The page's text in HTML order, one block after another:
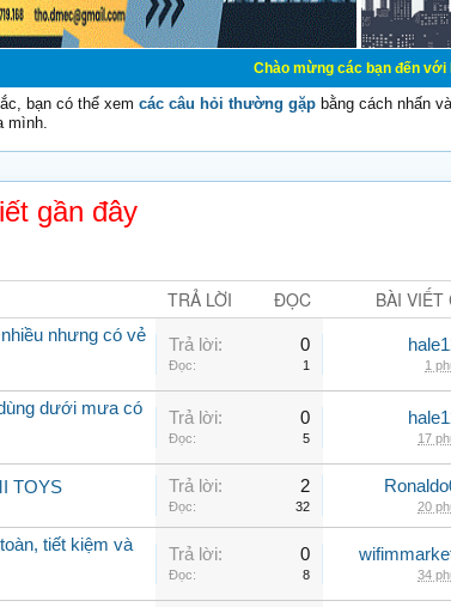
Chào mừng các bạn đến với Diễn đàn
bạn có thể xem các câu hỏi thường gặp bằng cách nhấn
mình.
gần đây
TRẢ LỜI ĐỌC BÀI VIẾT
nhưng có vẻ
Trả lời: 0
Đọc: 1 1
dưới mưa có
Trả lời: 0
Đọc: 5 17
TOYS Trả lời: 2
Đọc: 32 20
tiết kiệm và
Trả lời: 0
Đọc: 8 34